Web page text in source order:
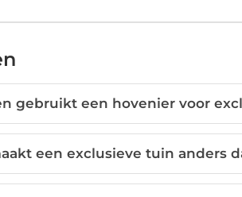
gebruikt een hovenier voor
een exclusieve tuin anders